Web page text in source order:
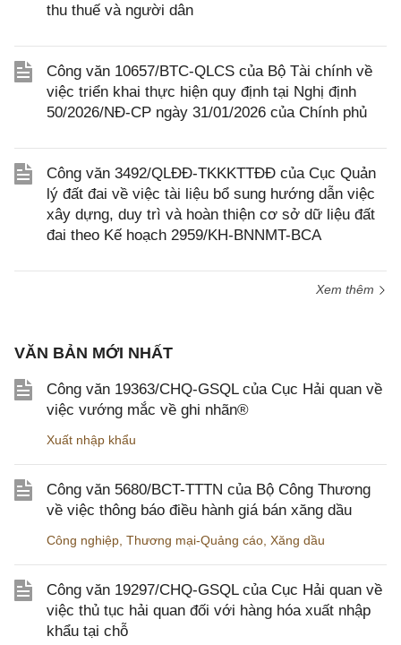
thu thuế và người dân
Công văn 10657/BTC-QLCS của Bộ Tài chính về
việc triển khai thực hiện quy định tại Nghị định
50/2026/NĐ-CP ngày 31/01/2026 của Chính phủ
Công văn 3492/QLĐĐ-TKKKTTĐĐ của Cục Quản
lý đất đai về việc tài liệu bổ sung hướng dẫn việc
xây dựng, duy trì và hoàn thiện cơ sở dữ liệu đất
đai theo Kế hoạch 2959/KH-BNNMT-BCA
Xem thêm
VĂN BẢN MỚI NHẤT
Công văn 19363/CHQ-GSQL của Cục Hải quan về
việc vướng mắc về ghi nhãn®
Xuất nhập khẩu
Công văn 5680/BCT-TTTN của Bộ Công Thương
về việc thông báo điều hành giá bán xăng dầu
Công nghiệp Thương mại-Quảng cáo Xăng dầu
Công văn 19297/CHQ-GSQL của Cục Hải quan về
việc thủ tục hải quan đối với hàng hóa xuất nhập
khẩu tại chỗ